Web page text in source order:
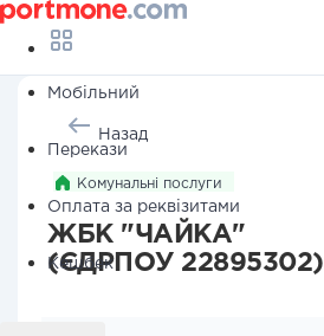
Мобільний
Перекази
Оплата за реквізитами
Кешбек
Назад
Комунальні послуги
ЖБК "ЧАЙКА"
(ЄДРПОУ 22895302)